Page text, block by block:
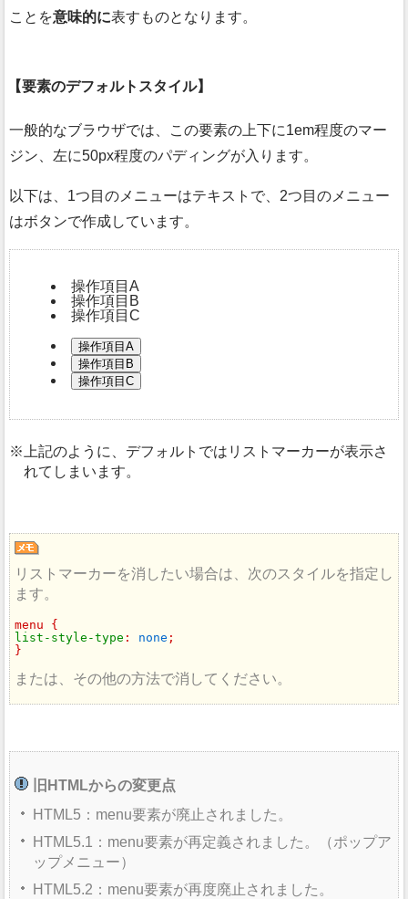
ことを意味的に表すものとなります。
要素のデフォルトスタイル
一般的なブラウザでは、この要素の上下に1em程度のマー
ジン、左に50px程度のパディングが入ります。
以下は、1つ目のメニューはテキストで、2つ目のメニュー
はボタンで作成しています。
操作項目A
操作項目B
操作項目C
操作項目A
操作項目B
操作項目C
上記のように、デフォルトではリストマーカーが表示さ
れてしまいます。
リストマーカーを消したい場合は、次のスタイルを指定し
ます。
list-style-type : none ;
}
または、その他の方法で消してください。
旧HTMLからの変更点
HTML5：menu要素が廃止されました。
HTML5.1：menu要素が再定義されました。（ポップア
ップメニュー）
HTML5.2：menu要素が再度廃止されました。